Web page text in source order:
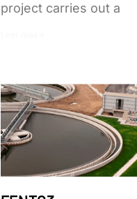
project carries out a